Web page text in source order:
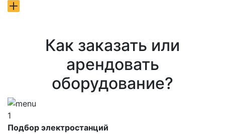
Как заказать или
арендовать
оборудование?
1
Подбор электростанций